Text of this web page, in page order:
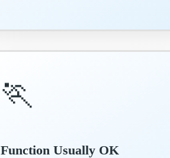
🏃
Function Usually OK